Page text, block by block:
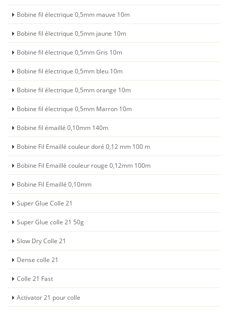
Bobine fil électrique 0,5mm mauve 10m
Bobine fil électrique 0,5mm jaune 10m
Bobine fil électrique 0,5mm Gris 10m
Bobine fil électrique 0,5mm bleu 10m
Bobine fil électrique 0,5mm orange 10m
Bobine fil électrique 0,5mm Marron 10m
Bobine fil émaillé 0,10mm 140m
Bobine Fil Emaillé couleur doré 0,12 mm 100 m
Bobine Fil Emaillé couleur rouge 0,12mm 100m
Bobine Fil Emaillé 0,10mm
Super Glue Colle 21
Super Glue colle 21 50g
Slow Dry Colle 21
Dense colle 21
Colle 21 Fast
Activator 21 pour colle